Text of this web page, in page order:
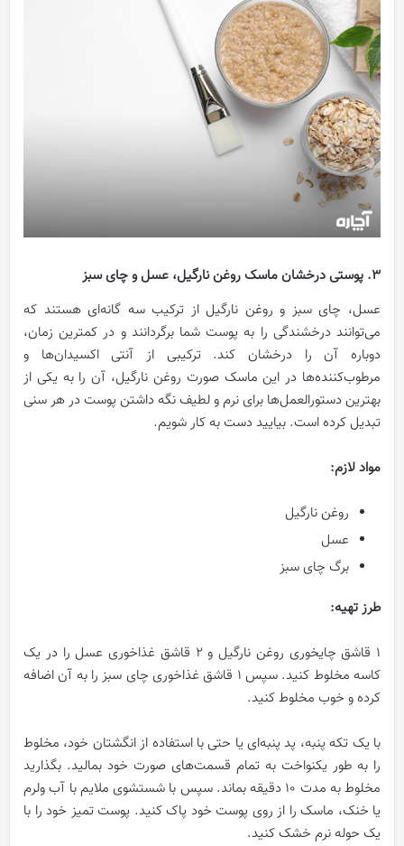
3. پوستی درخشان ماسک روغن نارگیل، عسل و چای سبز
عسل، چای سبز و روغن نارگیل از ترکیب سه گانه‌ای هستند که
می‌توانند درخشندگی را به پوست شما برگردانند و در کمترین زمان،
دوباره آن را درخشان کند. ترکیبی از آنتی اکسیدان‌ها و
مرطوب‌کننده‌ها در این ماسک صورت روغن نارگیل، آن را به یکی از
بهترین دستورالعمل‌ها برای نرم و لطیف نگه داشتن پوست در هر سنی
تبدیل کرده است. بیایید دست به کار شویم.
مواد لازم:
روغن نارگیل
عسل
برگ چای سبز
طرز تهیه:
۱ قاشق چایخوری روغن نارگیل و ۲ قاشق غذاخوری عسل را در یک
کاسه مخلوط کنید. سپس ۱ قاشق غذاخوری چای سبز را به آن اضافه
کرده و خوب مخلوط کنید.
با یک تکه پنبه، پد پنبه‌ای یا حتی با استفاده از انگشتان خود، مخلوط
را به طور یکنواخت به تمام قسمت‌های صورت خود بمالید. بگذارید
مخلوط به مدت 10 دقیقه بماند. سپس با شستشوی ملایم با آب ولرم
یا خنک، ماسک را از روی پوست خود پاک کنید. پوست تمیز خود را با
یک حوله نرم خشک کنید.